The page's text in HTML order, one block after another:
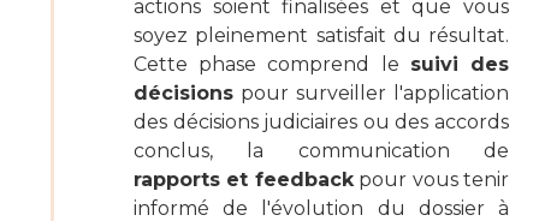
actions soient finalisées et que vous
soyez pleinement satisfait du résultat.
Cette phase comprend le suivi des
décisions pour surveiller l'application
des décisions judiciaires ou des accords
conclus, la communication de
rapports et feedbackpour vous tenir
informé de l'évolution du dossier à